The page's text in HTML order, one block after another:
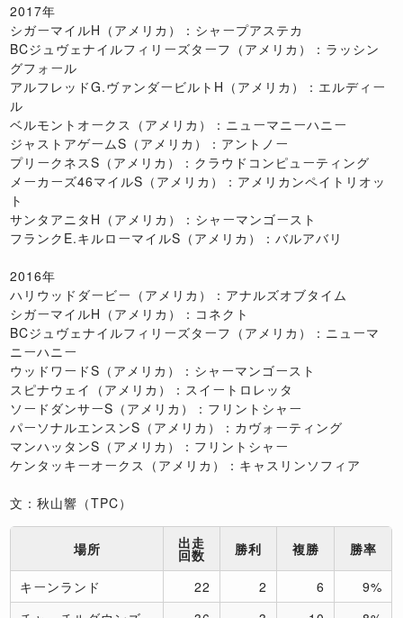
2017年
シガーマイルH（アメリカ）：シャープアステカ
BCジュヴェナイルフィリーズターフ（アメリカ）：ラッシン
グフォール
アルフレッドG.ヴァンダービルトH（アメリカ）：エルディー
ル
ベルモントオークス（アメリカ）：ニューマニーハニー
ジャストアゲームS（アメリカ）：アントノー
プリークネスS（アメリカ）：クラウドコンピューティング
メーカーズ46マイルS（アメリカ）：アメリカンペイトリオッ
ト
サンタアニタH（アメリカ）：シャーマンゴースト
フランクE.キルローマイルS（アメリカ）：バルアバリ
2016年
ハリウッドダービー（アメリカ）：アナルズオブタイム
シガーマイルH（アメリカ）：コネクト
BCジュヴェナイルフィリーズターフ（アメリカ）：ニューマ
ニーハニー
ウッドワードS（アメリカ）：シャーマンゴースト
スピナウェイ（アメリカ）：スイートロレッタ
ソードダンサーS（アメリカ）：フリントシャー
パーソナルエンスンS（アメリカ）：カヴォーティング
マンハッタンS（アメリカ）：フリントシャー
ケンタッキーオークス（アメリカ）：キャスリンソフィア
文：秋山響（TPC）
場所 出走
回数 勝利 複勝 勝率
キーンランド 22 2 6
9%